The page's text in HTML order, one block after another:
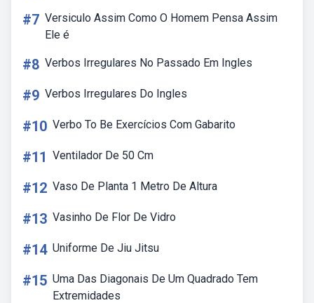
#7 Versiculo Assim Como O Homem Pensa Assim
Ele é
#8 Verbos Irregulares No Passado Em Ingles
#9 Verbos Irregulares Do Ingles
#10 Verbo To Be Exercícios Com Gabarito
#11 Ventilador De 50 Cm
#12 Vaso De Planta 1 Metro De Altura
#13 Vasinho De Flor De Vidro
#14 Uniforme De Jiu Jitsu
#15 Uma Das Diagonais De Um Quadrado Tem
Extremidades